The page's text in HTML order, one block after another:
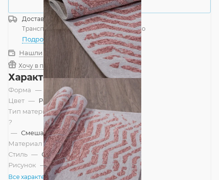
Купить в 1 клик
Доставка Россия
Транспортной компанией—бесплатно
Подробнее
Нашли дешевле?
Хочу в подарок
Характеристики
Форма —
Прямоугольник
Цвет — Розовый
Тип материала
?
— Смешанный
Материал — Полиэстер
Стиль — Современный
Рисунок — Абстракция
Все характеристики